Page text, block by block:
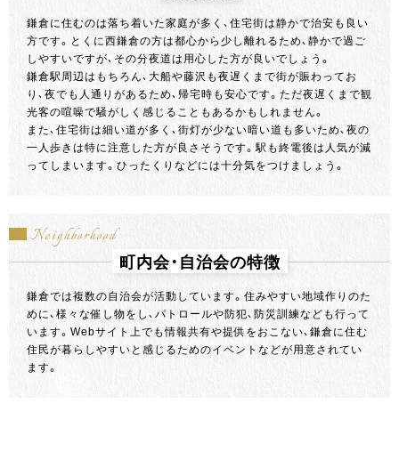
鎌倉に住むのは落ち着いた家庭が多く、住宅街は静かで治安も良い
方です。とくに西鎌倉の方は都心から少し離れるため、静かで過ご
しやすいですが、その分夜道は用心した方が良いでしょう。
鎌倉駅周辺はもちろん、大船や藤沢も夜遅くまで街が賑わってお
り、夜でも人通りがあるため、帰宅時も安心です。ただ夜遅くまで観
光客の喧噪で騒がしく感じることもあるかもしれません。
また、住宅街は細い道が多く、街灯が少ない暗い道も多いため、夜の
一人歩きは特に注意した方が良さそうです。駅も終電後は人気が減
ってしまいます。ひったくりなどには十分気をつけましょう。
Neighborhood
町内会・自治会の特徴
鎌倉では複数の自治会が活動しています。住みやすい地域作りのた
めに、様々な催し物をし、パトロールや防犯、防災訓練なども行って
います。Webサイト上でも情報共有や提供をおこない、鎌倉に住む
住民が暮らしやすいと感じるためのイベントなどが用意されてい
ます。